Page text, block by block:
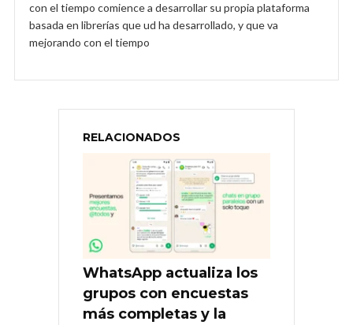
con el tiempo comience a desarrollar su propia plataforma
basada en librerías que ud ha desarrollado, y que va
mejorando con el tiempo
RELACIONADOS
WhatsApp actualiza los
grupos con encuestas
más completas y la